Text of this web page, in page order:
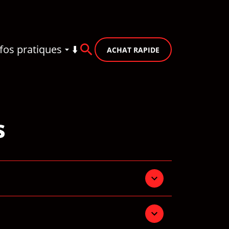
pratiques ⬇️ ACHAT RAPIDE